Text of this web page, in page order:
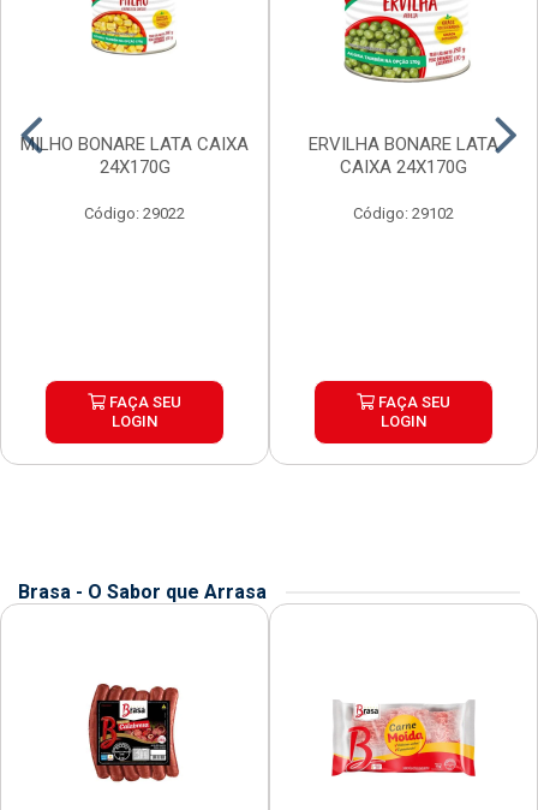
MILHO BONARE LATA CAIXA
24X170G
Código: 29022
FAÇA SEU
LOGIN
ERVILHA BONARE LATA
CAIXA 24X170G
Código: 29102
FAÇA SEU
LOGIN
Brasa - O Sabor que Arrasa